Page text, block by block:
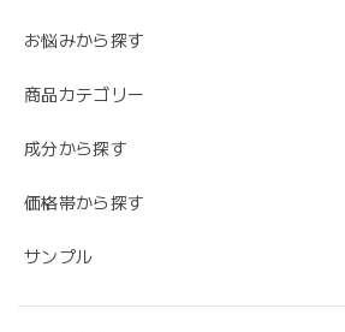
お悩みから探す
商品カテゴリー
成分から探す
価格帯から探す
サンプル